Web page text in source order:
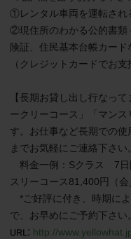
①レンタル車両を運転され
②現住所のわかる公的書類
険証、住民基本台帳カード
（クレジットカードでお
【長期お貸し出し行なっ
ークリーコース」「マン
す。お仕事など長期での
までお気軽にご連絡下さい。
料金一例：Sクラス　7
スリーコース81,400円（会
*ご好評に付き、時期に
で、お早めにご予約下さい。
: http://